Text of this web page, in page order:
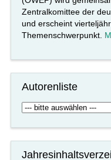
Zentralkomittee der
und erscheint
Themenschwerpunkt.
Autorenliste